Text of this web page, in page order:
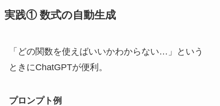
実践① 数式の自動生成
「どの関数を使えばいいかわからない…」という
ときにChatGPTが便利。
プロンプト例